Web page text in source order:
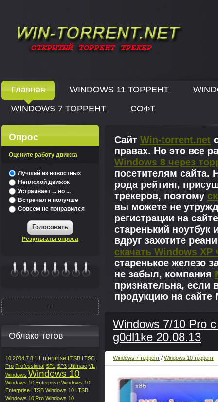
Главная WINDOWS 11 ТОРРЕНТ
WINDOWS 7 ТОРРЕНТ
СОФТ
Сайт Win-torrent.net
правах. Но это все
Windows 8 через
посетителям сайта.
рода рейтинг,
трекеров, поэтому
вы можете не
регистрации на
старенький
вдруг захотите
скачать Windows XP
старенькое железо
не забыл, компания
признательна, если
продукцию на сайте
Windows 7/10 Pro
g0dl1ke 20.08.13
Windows 7 торрент / Windows 10 торрент
Опрос
Оцените работу движка
Лучший из новостных
Неплохой движок
Устраивает ... но ...
Встречал и получше
Совсем не понравился
Голосовать
Результаты опроса
---
Облако тегов
10 2004 7 8.1 Enterprise LTSB LTSC
Pro Professional SP1 SP3 Ultimate VL
Windows Windows 10
Windows 10 Enterprise Windows 10
Enterprise LTSB Windows 10 LTSB
Windows 10 Pro Windows 10